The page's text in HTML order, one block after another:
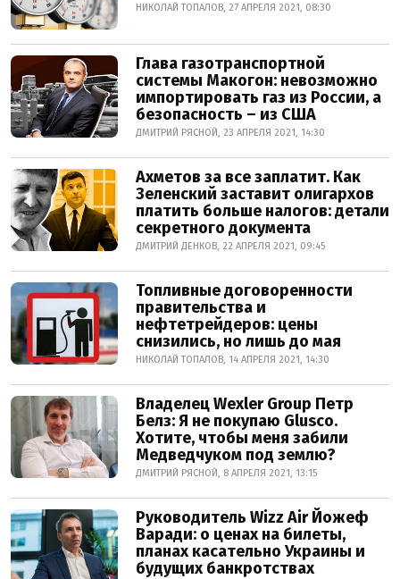
НИКОЛАЙ ТОПАЛОВ, 27 АПРЕЛЯ 2021, 08:30
Глава газотранспортной
системы Макогон: невозможно
импортировать газ из России, а
безопасность – из США
ДМИТРИЙ РЯСНОЙ, 23 АПРЕЛЯ 2021, 14:30
Ахметов за все заплатит. Как
Зеленский заставит олигархов
платить больше налогов: детали
секретного документа
ДМИТРИЙ ДЕНКОВ, 22 АПРЕЛЯ 2021, 09:45
Топливные договоренности
правительства и
нефтетрейдеров: цены
снизились, но лишь до мая
НИКОЛАЙ ТОПАЛОВ, 14 АПРЕЛЯ 2021, 14:30
Владелец Wexler Group Петр
Белз: Я не покупаю Glusco.
Хотите, чтобы меня забили
Медведчуком под землю?
ДМИТРИЙ РЯСНОЙ, 8 АПРЕЛЯ 2021, 13:15
Руководитель Wizz Air Йожеф
Варади: о ценах на билеты,
планах касательно Украины и
будущих банкротствах